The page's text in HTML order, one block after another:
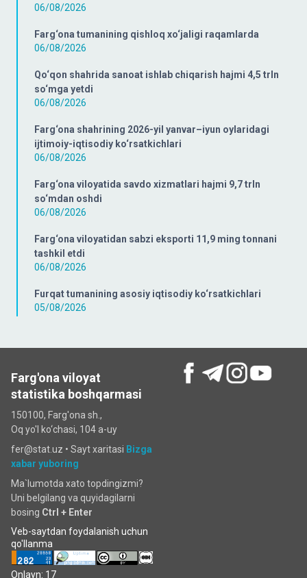
06/08/2026
Farg‘ona tumanining qishloq xo‘jaligi raqamlarda
06/08/2026
Qo‘qon shahrida sanoat ishlab chiqarish hajmi 4,5 trln
so‘mga yetdi
06/08/2026
Farg‘ona shahrining 2026-yil yanvar–iyun oylaridagi
ijtimoiy-iqtisodiy ko‘rsatkichlari
06/08/2026
Farg‘ona viloyatida savdo xizmatlari hajmi 9,7 trln
so‘mdan oshdi
06/08/2026
Farg‘ona viloyatidan sabzi eksporti 11,9 ming tonnani
tashkil etdi
06/08/2026
Furqat tumanining asosiy iqtisodiy ko‘rsatkichlari
05/08/2026
Farg'ona viloyat
statistika boshqarmasi
150100, Farg'ona sh.,
Oq yo'l ko‘chаsi, 104 a-uy
fer@stat.uz • Sayt xaritasi Bizga
xabar yuboring
Ma`lumotda xato topdingizmi?
Uni belgilang va quyidagilarni
bosing Ctrl + Enter
Veb-saytdan foydalanish uchun
qo'llanma
Onlayn: 17